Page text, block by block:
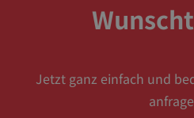
Jetzt ganz einfach und